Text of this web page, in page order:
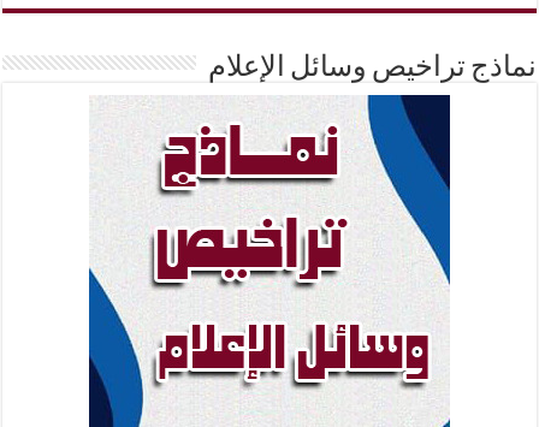
نماذج تراخيص وسائل الإعلام